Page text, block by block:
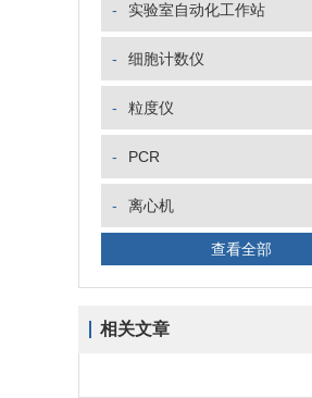
- 实验室自动化工作站
- 细胞计数仪
- 粒度仪
- PCR
- 离心机
查看全部
相关文章